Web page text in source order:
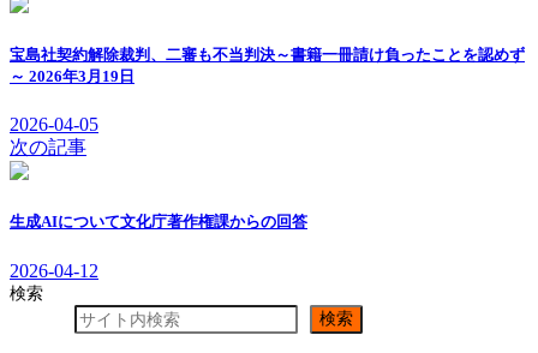
宝島社契約解除裁判、二審も不当判決～書籍一冊請け負ったことを認めず
～ 2026年3月19日
2026-04-05
次の記事
生成AIについて文化庁著作権課からの回答
2026-04-12
検索
検索